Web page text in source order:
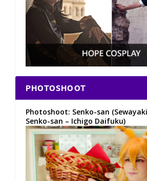
PHOTOSHOOT
Photoshoot: Senko-san
Senko-san – Ichigo Daifuku)